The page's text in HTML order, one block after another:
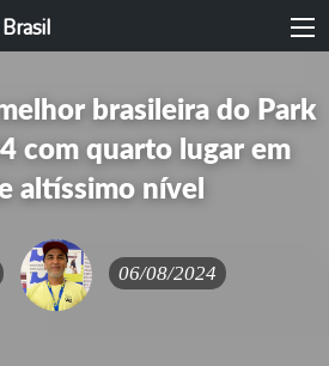
brasileira do Park
com quarto lugar em
altíssimo nível
06/08/2024